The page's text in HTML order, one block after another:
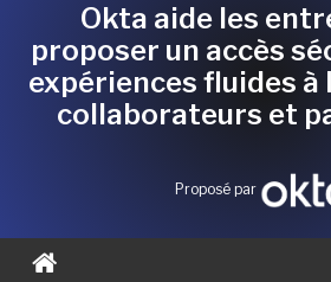
Okta aide les
proposer un accès
expériences fluides à
collaborateurs et
Proposé par